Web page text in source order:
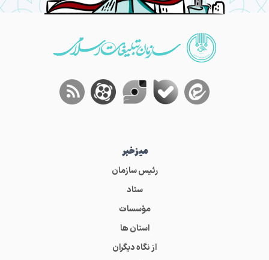
میز‌خبر
رئیس سازمان
ستاد
مؤسسات
استان ها
از نگاه دیگران